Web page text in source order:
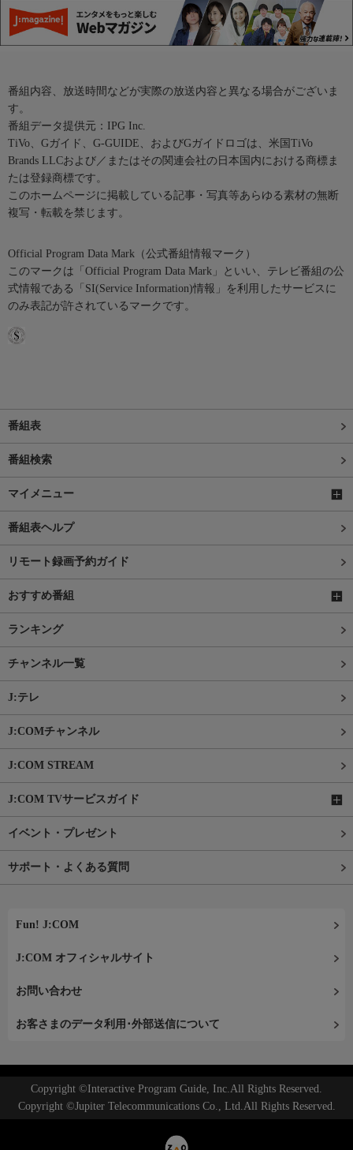
番組内容、放送時間などが実際の放送内容と異なる場合がございま
す。
番組データ提供元：IPG Inc.
TiVo、Gガイド、G-GUIDE、およびGガイドロゴは、米国TiVo
Brands LLCおよび／またはその関連会社の日本国内における商標ま
たは登録商標です。
このホームページに掲載している記事・写真等あらゆる素材の無断
複写・転載を禁じます。
Official Program Data Mark（公式番組情報マーク）
このマークは「Official Program Data Mark」といい、テレビ番組の公
式情報である「SI(Service Information)情報」を利用したサービスに
のみ表記が許されているマークです。
番組表
番組検索
マイメニュー
番組表ヘルプ
リモート録画予約ガイド
おすすめ番組
ランキング
チャンネル一覧
J:テレ
J:COMチャンネル
J:COM STREAM
J:COM TVサービスガイド
イベント・プレゼント
サポート・よくある質問
Fun! J:COM
J:COM オフィシャルサイト
お問い合わせ
お客さまのデータ利用･外部送信について
Copyright ©Interactive Program Guide, Inc.All Rights Reserved.
Copyright ©Jupiter Telecommunications Co., Ltd.All Rights Reserved.